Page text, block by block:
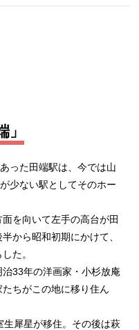
った田端駅は、今では山
少ない駅としてそのホー
を向いて左手の高台が田
から昭和初期にかけて、
た。
33年の洋画家・小杉放庵
ちがこの地に移り住ん
犀星が移住。その後は萩